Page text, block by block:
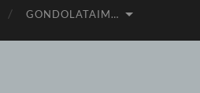
GONDOLATAIM…